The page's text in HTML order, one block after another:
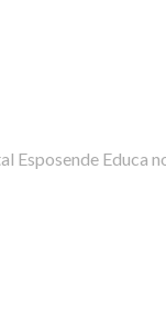
Esposende Educa